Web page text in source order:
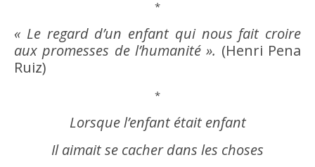
*
« Le regard d’un enfant qui nous fait croire
aux promesses de l’humanité ». (Henri Pena
Ruiz)
*
Lorsque l’enfant était enfant
Il aimait se cacher dans les choses